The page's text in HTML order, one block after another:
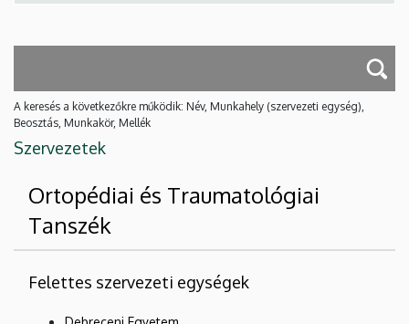
A keresés a következőkre működik: Név, Munkahely (szervezeti egység),
Beosztás, Munkakör, Mellék
Szervezetek
Ortopédiai és Traumatológiai
Tanszék
Felettes szervezeti egységek